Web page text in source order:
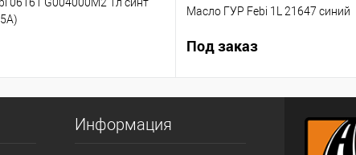
06161 G004000M2 1л синт
Масло ГУР Febi 1L 21647 синий
Под заказ
Информация